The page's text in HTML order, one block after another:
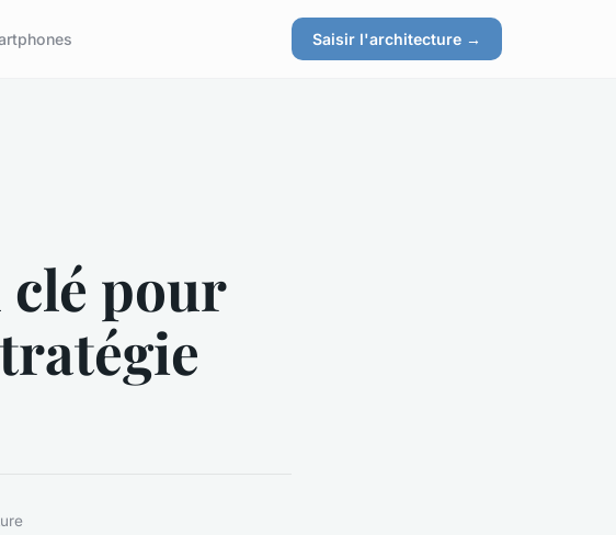
Saisir l'architecture →
pour